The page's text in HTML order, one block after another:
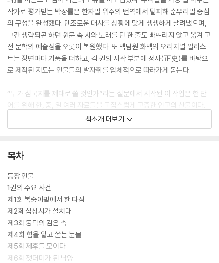
작가로 평가받는 박상률은 한자말 위주의 번역에서 탈피해 순우리말 중심
의 구성을 완성했다. 단조로운 대사를 상황에 맞게 생생하게 살려냈으며,
그간 생략되곤 하던 원문 속 시와 노래를 단 한 줄도 빠뜨리지 않고 옮겨 고
전 문학의 예술성을 오롯이 복원했다. 또 백남원 화백의 오리지널 일러스
트는 장면마다 기품을 더하고, 각 권의 시작 부분에 정사(正史)를 바탕으
로 제작된 지도는 인물들의 발자취를 입체적으로 따라가게 돕는다.
“누가 삼국지를 제대로 쓸 것인가”라는 질문에서 시작된 이 작업은 한 단
어를 위해 한, 중, 일 여러 자료들을 고집스럽게 고증한 인고의 산물이다.
이번 박상률 완역 삼국지는 본문 전체를 수정한 전면 개정판이다. 2004년
첫 출간 이래, 20년이 넘는 세월 동안 박상률 작가는 수정할 부분을 고치고
더욱 유려하고 정확해진 삼국지를 따라가다보면 독자들은 읽는 즐거움을
책소개 더보기
목차
등장 인물
1권의 주요 사건
제1회 복숭아밭에서 한 다짐
제2회 십상시가 설치다
제3회 동탁의 검은 속
제4회 힘을 잃고 쏟는 눈물
제5회 제후들 모이다
제6회 잿더미가 된 낙양